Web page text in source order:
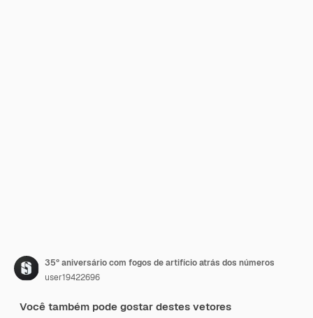
35º aniversário com fogos de artifício atrás dos números
user19422696
Você também pode gostar destes vetores